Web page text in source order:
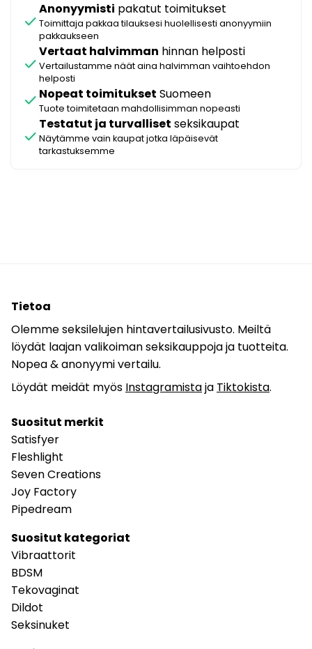
check
Anonyymisti pakatut toimitukset
Toimittaja pakkaa tilauksesi huolellisesti anonyymiin
pakkaukseen
check
Vertaat halvimman hinnan helposti
Vertailustamme näät aina halvimman vaihtoehdon
helposti
check Nopeat toimitukset Suomeen
Tuote toimitetaan mahdollisimman nopeasti
check
Testatut ja turvalliset seksikaupat
Näytämme vain kaupat jotka läpäisevät
tarkastuksemme
Tietoa
Olemme seksilelujen hintavertailusivusto. Meiltä
löydät laajan valikoiman seksikauppoja ja tuotteita.
Nopea & anonyymi vertailu.
Löydät meidät myös Instagramistaja Tiktokista.
Suositut merkit
Satisfyer
Fleshlight
Seven Creations
Joy Factory
Pipedream
Suositut kategoriat
Vibraattorit
BDSM
Tekovaginat
Dildot
Seksinuket